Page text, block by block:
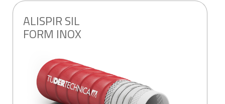
ALISPIR SIL
FORM INOX